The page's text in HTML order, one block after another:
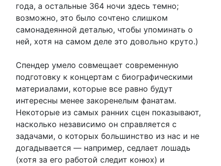
года, а остальные 364 ночи здесь темно;
возможно, это было сочтено слишком
самонадеянной деталью, чтобы упоминать о
ней, хотя на самом деле это довольно круто.)
Спендер умело совмещает современную
подготовку к концертам с биографическими
материалами, которые все равно будут
интересны менее закоренелым фанатам.
Некоторые из самых ранних сцен показывают,
насколько независимо он справляется с
задачами, о которых большинство из нас и не
догадывается — например, седлает лошадь
(хотя за его работой следит конюх) и